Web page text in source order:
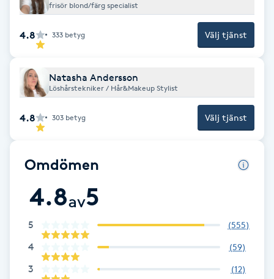
Fotsvamp
Fotvård
Fransar
Fransborttagning
Fransförlängning Volym
frisör blond/färg specialist
4.8 333 betyg Välj tjänst
Natasha Andersson
Löshårstekniker / Hår&Makeup Stylist
4.8 303 betyg Välj tjänst
Omdömen
4.8av5
5 (555)
4 (59)
3 (12)